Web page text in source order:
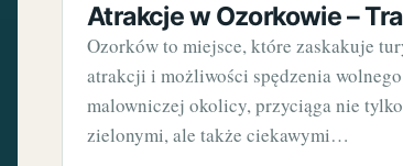
Atrakcje w Ozorkowie –
Ozorków to miejsce, które zaskakuje
atrakcji i możliwości spędzenia wolnego
malowniczej okolicy, przyciąga nie
zielonymi, ale także ciekawymi…